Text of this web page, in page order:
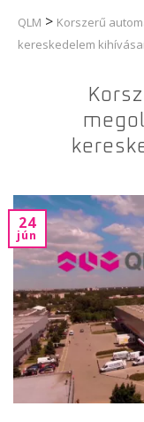
QLM > Korszerű
kereskedelem
24
jún